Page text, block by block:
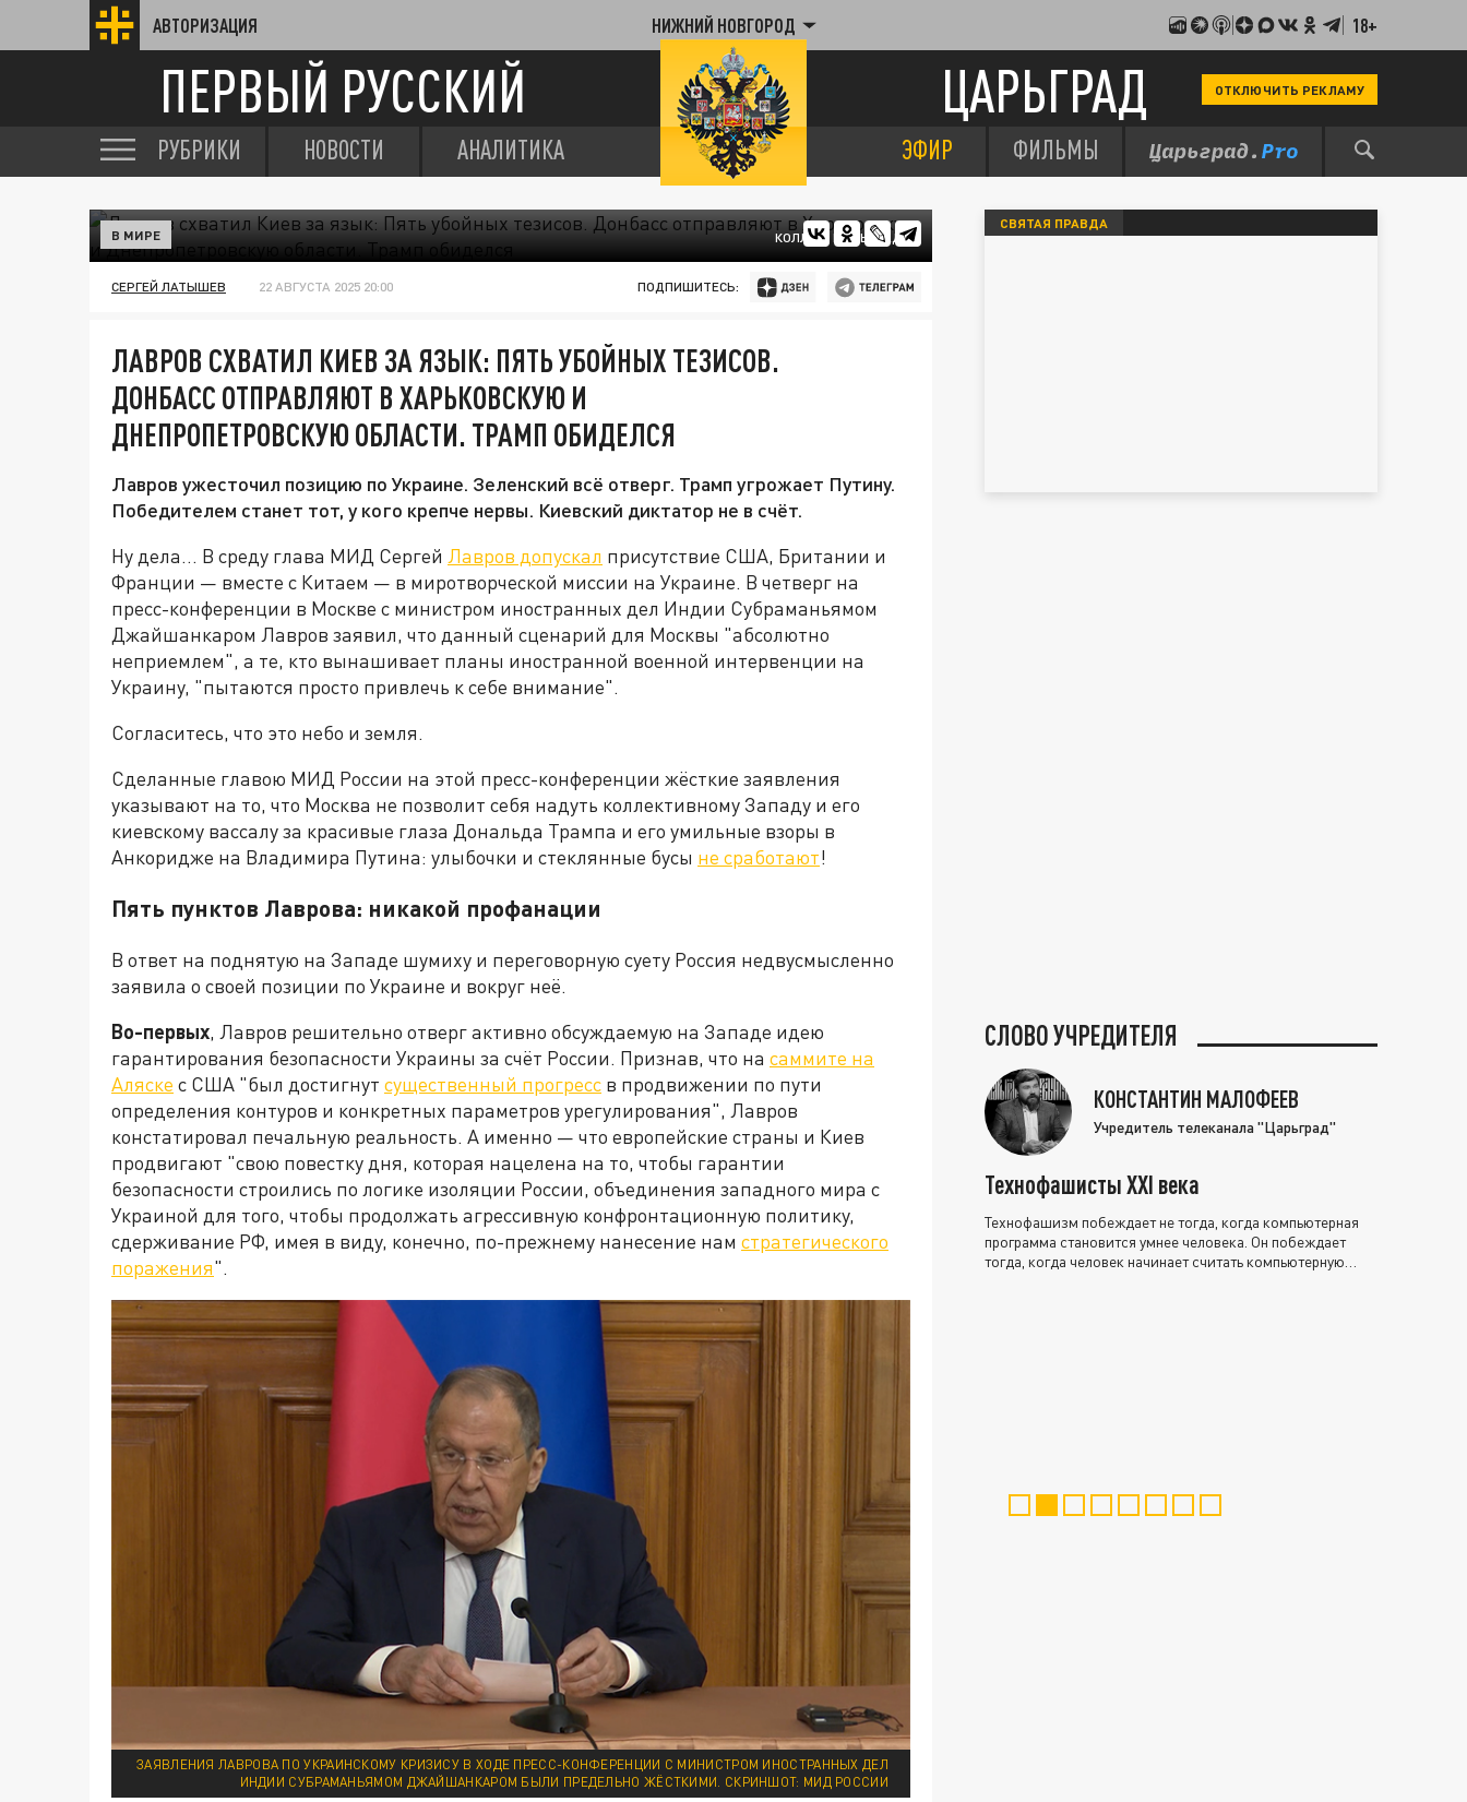
АВТОРИЗАЦИЯ НИЖНИЙ НОВГОРОД 18+
ПЕРВЫЙ РУССКИЙ ЦАРЬГРАД ОТКЛЮЧИТЬ РЕКЛАМУ
РУБРИКИ НОВОСТИ АНАЛИТИКА ЭФИР ФИЛЬМЫ
КОЛЛАЖ ЦАРЬГРАДА
В МИРЕ
СЕРГЕЙ ЛАТЫШЕВ 22 АВГУСТА 2025 20:00 ПОДПИШИТЕСЬ:
ЛАВРОВ СХВАТИЛ КИЕВ ЗА ЯЗЫК: ПЯТЬ УБОЙНЫХ ТЕЗИСОВ.
ДОНБАСС ОТПРАВЛЯЮТ В ХАРЬКОВСКУЮ И
ДНЕПРОПЕТРОВСКУЮ ОБЛАСТИ. ТРАМП ОБИДЕЛСЯ
Лавров ужесточил позицию по Украине. Зеленский всё отверг. Трамп угрожает Путину.
Победителем станет тот, у кого крепче нервы. Киевский диктатор не в счёт.
Ну дела… В среду глава МИД Сергей Лавров допускал присутствие США, Британии и
Франции — вместе с Китаем — в миротворческой миссии на Украине. В четверг на
пресс-конференции в Москве с министром иностранных дел Индии Субраманьямом
Джайшанкаром Лавров заявил, что данный сценарий для Москвы "абсолютно
неприемлем", а те, кто вынашивает планы иностранной военной интервенции на
Украину, "пытаются просто привлечь к себе внимание".
Согласитесь, что это небо и земля.
Сделанные главою МИД России на этой пресс-конференции жёсткие заявления
указывают на то, что Москва не позволит себя надуть коллективному Западу и его
киевскому вассалу за красивые глаза Дональда Трампа и его умильные взоры в
Анкоридже на Владимира Путина: улыбочки и стеклянные бусы не сработают!
Пять пунктов Лаврова: никакой профанации
В ответ на поднятую на Западе шумиху и переговорную суету Россия недвусмысленно
заявила о своей позиции по Украине и вокруг неё.
Во-первых, Лавров решительно отверг активно обсуждаемую на Западе идею
гарантирования безопасности Украины за счёт России. Признав, что на саммите на
Аляске с США "был достигнут существенный прогресс в продвижении по пути
определения контуров и конкретных параметров урегулирования", Лавров
констатировал печальную реальность. А именно — что европейские страны и Киев
продвигают "свою повестку дня, которая нацелена на то, чтобы гарантии
безопасности строились по логике изоляции России, объединения западного мира с
Украиной для того, чтобы продолжать агрессивную конфронтационную политику,
сдерживание РФ, имея в виду, конечно, по-прежнему нанесение нам стратегического
поражения".
ЗАЯВЛЕНИЯ ЛАВРОВА ПО УКРАИНСКОМУ КРИЗИСУ В ХОДЕ ПРЕСС-КОНФЕРЕНЦИИ С МИНИСТРОМ ИНОСТРАННЫХ ДЕЛ
ИНДИИ СУБРАМАНЬЯМОМ ДЖАЙШАНКАРОМ БЫЛИ ПРЕДЕЛЬНО ЖЁСТКИМИ. СКРИНШОТ: МИД РОССИИ
СВЯТАЯ ПРАВДА
СЛОВО УЧРЕДИТЕЛЯ
КОНСТАНТИН МАЛОФЕЕВ
Учредитель телеканала "Царьград"
Технофашисты XXI века
Технофашизм побеждает не тогда, когда компьютерная
программа становится умнее человека. Он побеждает
тогда, когда человек начинает считать компьютерную